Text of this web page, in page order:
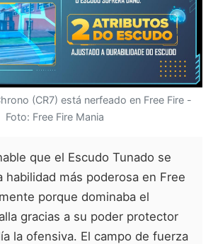
(CR7) está nerfeado en Free Fire -
Foto: Free Fire Mania
que el Escudo Tunado se
habilidad más poderosa en Free
porque dominaba el
gracias a su poder protector
la ofensiva. El campo de fuerza